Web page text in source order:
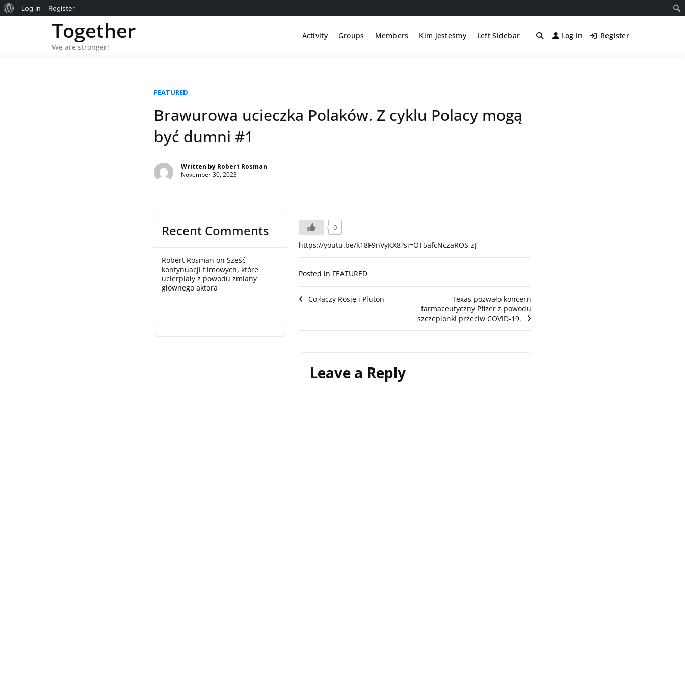
Together
We are stronger!
Activity Groups Members Kim jesteśmy Left Sidebar Log in Register
FEATURED
Brawurowa ucieczka Polaków. Z cyklu Polacy mogą
być dumni #1
Written by Robert Rosman
November 30, 2023
Recent Comments
Robert Rosman on Sześć
kontynuacji filmowych, które
ucierpiały z powodu zmiany
głównego aktora
0
https://youtu.be/k18F9nVyKX8?si=OT5afcNczaROS-zJ
Posted in FEATURED
Post
Co łączy Rosję i Pluton
Texas pozwało koncern
farmaceutyczny Pfizer z powodu
szczepionki przeciw COVID-19.
Leave a Reply
About
Log In Register